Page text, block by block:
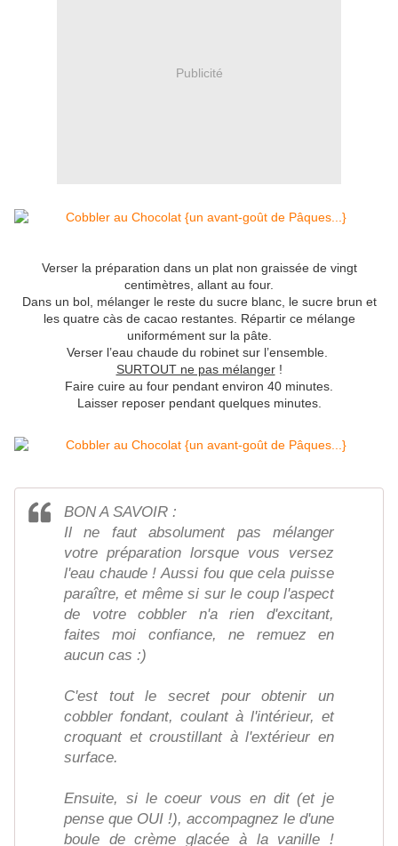
Publicité
Verser la préparation dans un plat non graissée de vingt
centimètres, allant au four.
Dans un bol, mélanger le reste du sucre blanc, le sucre brun et
les quatre càs de cacao restantes. Répartir ce mélange
uniformément sur la pâte.
Verser l’eau chaude du robinet sur l’ensemble.
SURTOUT ne pas mélanger!
Faire cuire au four pendant environ 40 minutes.
Laisser reposer pendant quelques minutes.
BON A SAVOIR :
Il ne faut absolument pas mélanger
votre préparation lorsque vous versez
l'eau chaude ! Aussi fou que cela puisse
paraître, et même si sur le coup l'aspect
de votre cobbler n'a rien d'excitant,
faites moi confiance, ne remuez en
aucun cas :)
C'est tout le secret pour obtenir un
cobbler fondant, coulant à l'intérieur, et
croquant et croustillant à l'extérieur en
surface.
Ensuite, si le coeur vous en dit (et je
pense que OUI !), accompagnez le d'une
boule de crème glacée à la vanille !